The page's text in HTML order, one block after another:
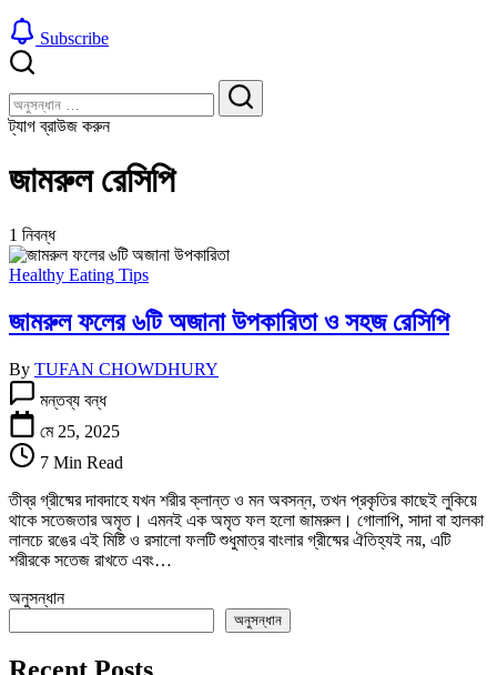
Subscribe
করুন
খুঁজুন
খুঁজুন
ট্যাগ ব্রাউজ করুন
জামরুল রেসিপি
1 নিবন্ধ
Healthy Eating Tips
জামরুল ফলের ৬টি অজানা উপকারিতা ও সহজ রেসিপি
By TUFAN CHOWDHURY
ফলের
৬টি
উপকারিতা
সহজ
রেসিপি
তে
মন্তব্য বন্ধ
মে 25, 2025
7 Min Read
তীব্র গ্রীষ্মের দাবদাহে যখন শরীর ক্লান্ত ও মন অবসন্ন, তখন প্রকৃতির কাছেই লুকিয়ে
থাকে সতেজতার অমৃত। এমনই এক অমৃত ফল হলো জামরুল। গোলাপি, সাদা বা হালকা
লালচে রঙের এই মিষ্টি ও রসালো ফলটি শুধুমাত্র বাংলার গ্রীষ্মের ঐতিহ্যই নয়, এটি
শরীরকে সতেজ রাখতে এবং…
অনুসন্ধান
অনুসন্ধান
Recent Posts